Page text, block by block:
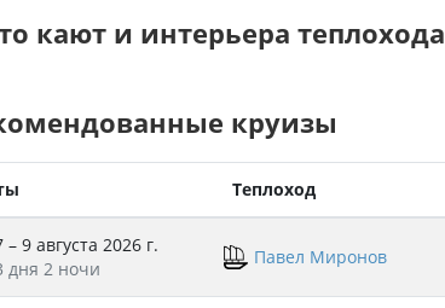
кают и интерьера теплохода
круизы
Теплоход
– 9 августа 2026 г.
дня 2 ночи
Павел Миронов